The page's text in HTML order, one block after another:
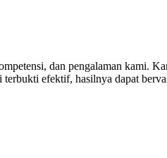
dan pengalaman kami.
terbukti efektif, hasilnya dapat